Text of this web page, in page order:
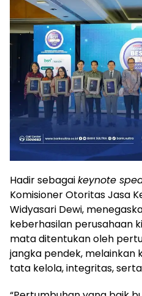
Hadir sebagaikeynote
Komisioner Otoritas Jasa
Widyasari Dewi,
keberhasilan perusahaan
mata ditentukan oleh
jangka pendek, melainkan
tata kelola, integritas,